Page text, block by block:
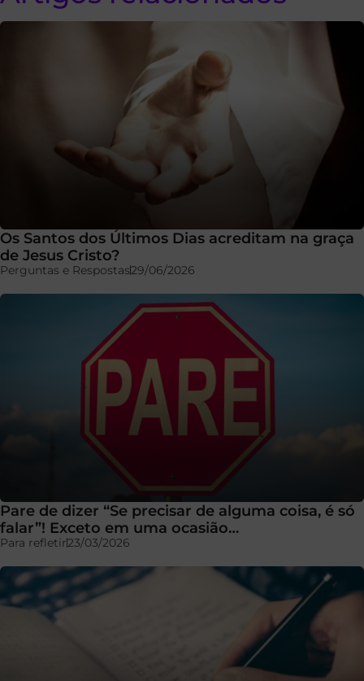
Os Santos dos Últimos Dias acreditam na graça
de Jesus Cristo?
Perguntas e Respostas29/06/2026
Pare de dizer “Se precisar de alguma coisa, é só
falar”! Exceto em uma ocasião…
Para refletir23/03/2026